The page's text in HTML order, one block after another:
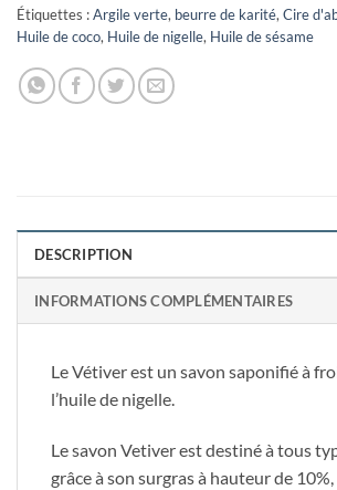
Étiquettes :Argile verte, beurre de karité,Cire
Huile de coco, Huile de nigelle, Huile de sésame
DESCRIPTION
INFORMATIONS COMPLÉMENTAIRES
Le Vétiver est un savon saponifié à
l’huile de nigelle.
Le savon Vetiver est destiné à tous
grâce à son surgras à hauteur de